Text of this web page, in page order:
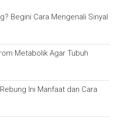
Begini Cara Mengenali Sinyal
Metabolik Agar Tubuh
Ini Manfaat dan Cara